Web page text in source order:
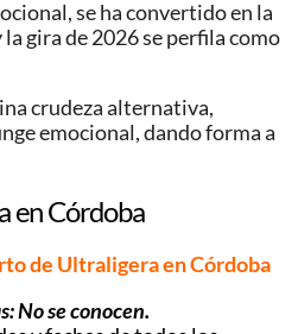
se ha convertido en la
gira de 2026 se perfila como
crudeza alternativa,
emocional, dando forma a
en Córdoba
de Ultraligeraen Córdoba
No se conocen.